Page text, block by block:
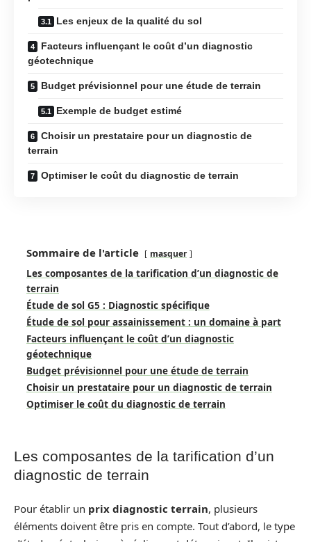
Les enjeux de la qualité du sol
Facteurs influençant le coût d’un diagnostic
géotechnique
Budget prévisionnel pour une étude de terrain
Exemple de budget estimé
Choisir un prestataire pour un diagnostic de
terrain
Optimiser le coût du diagnostic de terrain
Sommaire de l'article masquer
Les composantes de la tarification d’un diagnostic de
terrain
Étude de sol G5 : Diagnostic spécifique
Étude de sol pour assainissement : un domaine à part
Facteurs influençant le coût d’un diagnostic
géotechnique
Budget prévisionnel pour une étude de terrain
Choisir un prestataire pour un diagnostic de terrain
Optimiser le coût du diagnostic de terrain
Les composantes de la tarification d’un
diagnostic de terrain
Pour établir un prix diagnostic terrain, plusieurs
éléments doivent être pris en compte. Tout d’abord, le type